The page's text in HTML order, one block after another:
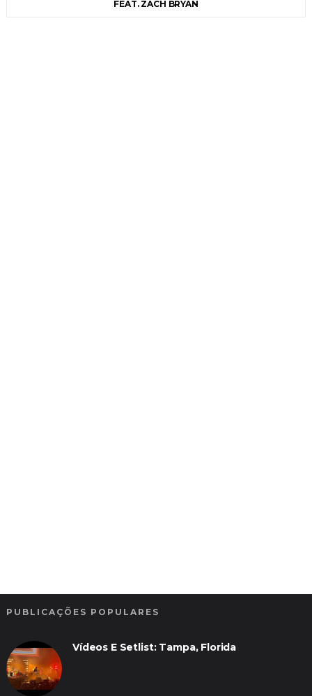
FEAT. ZACH BRYAN
PUBLICAÇÕES POPULARES
Vídeos E Setlist: Tampa, Florida